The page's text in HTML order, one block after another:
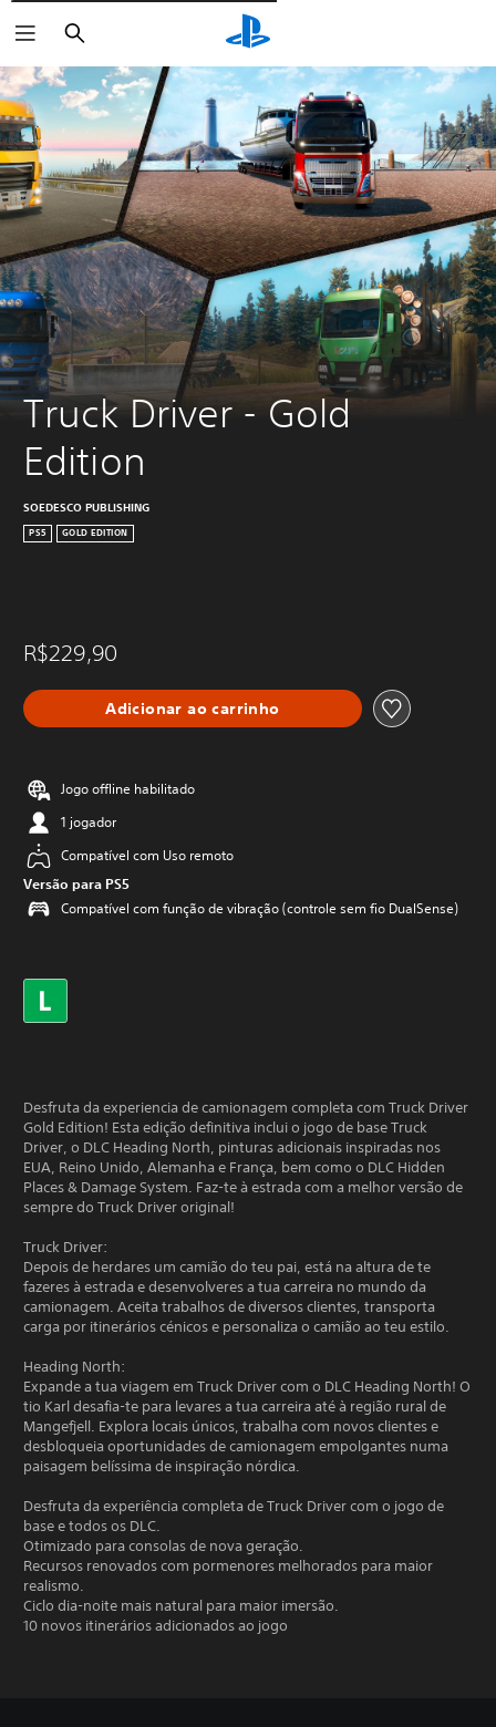
Pesquisar
Truck Driver - Gold
Edition
SOEDESCO PUBLISHING
PS5 GOLD EDITION
R$229,90
Adicionar ao carrinho
Jogo offline habilitado
1 jogador
Compatível com Uso remoto
Versão para PS5
Compatível com função de vibração (controle sem fio DualSense)
Desfruta da experiencia de camionagem completa com Truck Driver
Gold Edition! Esta edição definitiva inclui o jogo de base Truck
Driver, o DLC Heading North, pinturas adicionais inspiradas nos
EUA, Reino Unido, Alemanha e França, bem como o DLC Hidden
Places & Damage System. Faz-te à estrada com a melhor versão de
sempre do Truck Driver original!
Truck Driver:
Depois de herdares um camião do teu pai, está na altura de te
fazeres à estrada e desenvolveres a tua carreira no mundo da
camionagem. Aceita trabalhos de diversos clientes, transporta
carga por itinerários cénicos e personaliza o camião ao teu estilo.
Heading North:
Expande a tua viagem em Truck Driver com o DLC Heading North! O
tio Karl desafia-te para levares a tua carreira até à região rural de
Mangefjell. Explora locais únicos, trabalha com novos clientes e
desbloqueia oportunidades de camionagem empolgantes numa
paisagem belíssima de inspiração nórdica.
Desfruta da experiência completa de Truck Driver com o jogo de
base e todos os DLC.
Otimizado para consolas de nova geração.
Recursos renovados com pormenores melhorados para maior
realismo.
Ciclo dia-noite mais natural para maior imersão.
10 novos itinerários adicionados ao jogo